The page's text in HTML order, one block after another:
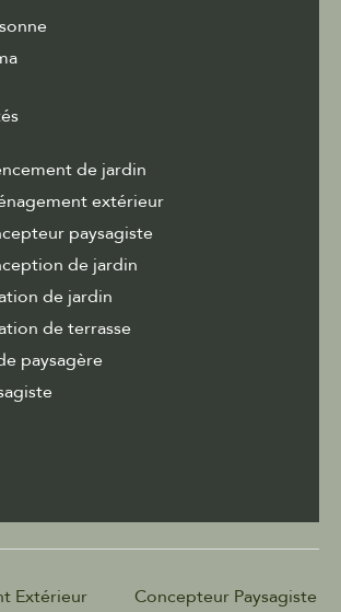
de jardin
extérieur
paysagiste
de jardin
de jardin
de terrasse
paysagère
Extérieur
Concepteur Paysagiste